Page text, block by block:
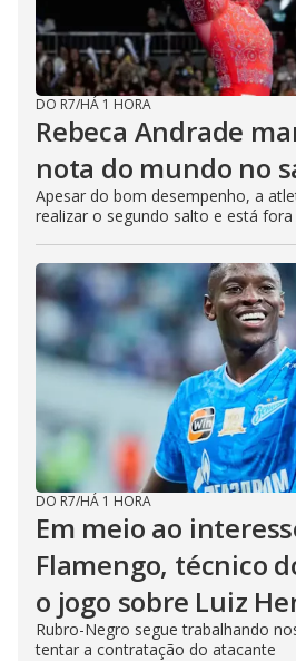
DO R7/HÁ 1 HORA
Rebeca Andrade
nota do mundo no
Apesar do bom desempenho, a
realizar o segundo salto e está fora
DO R7/HÁ 1 HORA
Em meio ao
Flamengo, técnico
o jogo sobre Luiz
Rubro-Negro segue trabalhando
tentar a contratação do atacante